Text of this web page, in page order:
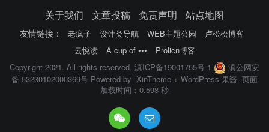
关于我们 文章投稿 免责声明 站点地图
友情链接： 老疯子 设计类导航 WEB主题公园
卢松松博客
云悦读
A cup of •••
Prolicn博客
Copyright 2021. All rights reserved. 滇ICP备19001755号-1
滇公网安
备 53230102000369号 Powered by XinTheme + WordPress 果酱. 页面
加载时间：0.598 秒